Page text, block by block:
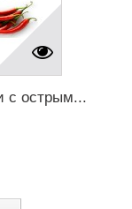
с острым...